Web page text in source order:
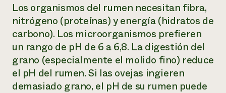
Los organismos del rumen necesitan fibra,
nitrógeno (proteínas) y energía (hidratos de
carbono). Los microorganismos prefieren
un rango de pH de 6 a 6,8. La digestión del
grano (especialmente el molido fino) reduce
el pH del rumen. Si las ovejas ingieren
demasiado grano, el pH de su rumen puede